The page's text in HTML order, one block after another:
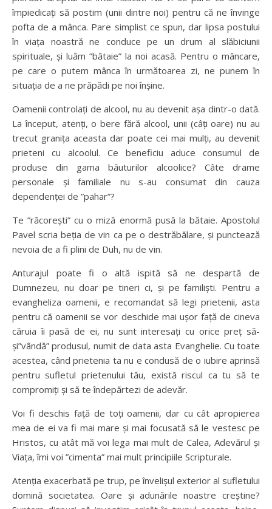
împiedicați să postim (unii dintre noi) pentru că ne învinge
pofta de a mânca. Pare simplist ce spun, dar lipsa postului
în viața noastră ne conduce pe un drum al slăbiciunii
spirituale, și luăm ”bătaie” la noi acasă. Pentru o mâncare,
pe care o putem mânca în următoarea zi, ne punem în
situația de a ne prăpădi pe noi înșine.
Oamenii controlați de alcool, nu au devenit așa dintr-o dată.
La început, atenți, o bere fără alcool, unii (câți oare) nu au
trecut granița aceasta dar poate cei mai mulți, au devenit
prieteni cu alcoolul. Ce beneficiu aduce consumul de
produse din gama băuturilor alcoolice? Câte drame
personale și familiale nu s-au consumat din cauza
dependenței de ”pahar”?
Te ”răcorești” cu o miză enormă pusă la bătaie. Apostolul
Pavel scria beția de vin ca pe o destrăbălare, și punctează
nevoia de a fi plini de Duh, nu de vin.
Anturajul poate fi o altă ispită să ne despartă de
Dumnezeu, nu doar pe tineri ci, și pe familiști. Pentru a
evangheliza oamenii, e recomandat să legi prietenii, asta
pentru că oamenii se vor deschide mai ușor față de cineva
căruia îi pasă de ei, nu sunt interesați cu orice preț să-
și”vândă” produsul, numit de data asta Evanghelie. Cu toate
acestea, când prietenia ta nu e condusă de o iubire aprinsă
pentru sufletul prietenului tău, există riscul ca tu să te
compromiți și să te îndepărtezi de adevăr.
Voi fi deschis față de toți oamenii, dar cu cât apropierea
mea de ei va fi mai mare și mai focusată să le vestesc pe
Hristos, cu atât mă voi lega mai mult de Calea, Adevărul și
Viața, îmi voi ”cimenta” mai mult principiile Scripturale.
Atenția exacerbată pe trup, pe învelișul exterior al sufletului
domină societatea. Oare și adunările noastre creștine?